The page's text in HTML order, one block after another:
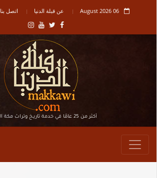
06 August 2026 عن قبلة الدنيا اتصل بنا
أكثر من 25 عامًا في خدمة تاريـخ وتراث مكة المكرمة